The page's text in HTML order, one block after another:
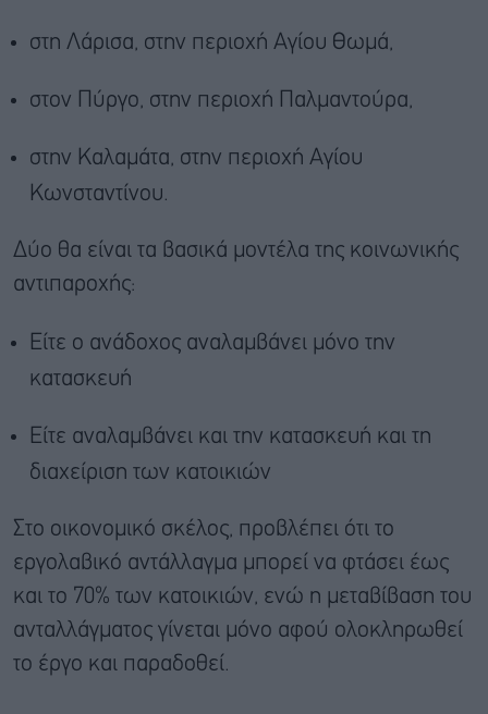
στη Λάρισα, στην περιοχή Αγίου Θωμά,
στον Πύργο, στην περιοχή Παλμαντούρα,
στην Καλαμάτα, στην περιοχή Αγίου
Κωνσταντίνου.
Δύο θα είναι τα βασικά μοντέλα της κοινωνικής
αντιπαροχής:
Είτε ο ανάδοχος αναλαμβάνει μόνο την
κατασκευή
Είτε αναλαμβάνει και την κατασκευή και τη
διαχείριση των κατοικιών
Στο οικονομικό σκέλος, προβλέπει ότι το
εργολαβικό αντάλλαγμα μπορεί να φτάσει έως
και το 70% των κατοικιών, ενώ η μεταβίβαση του
ανταλλάγματος γίνεται μόνο αφού ολοκληρωθεί
το έργο και παραδοθεί.